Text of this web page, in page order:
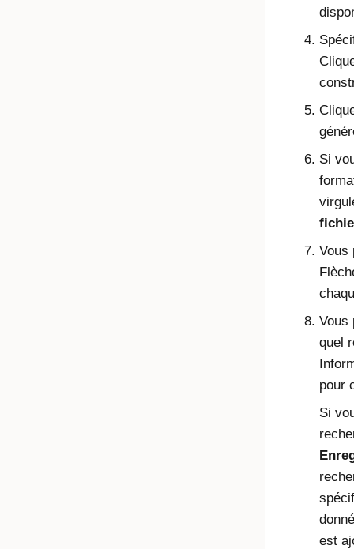
Si
Vous
Vous
quel
pour
Si
est